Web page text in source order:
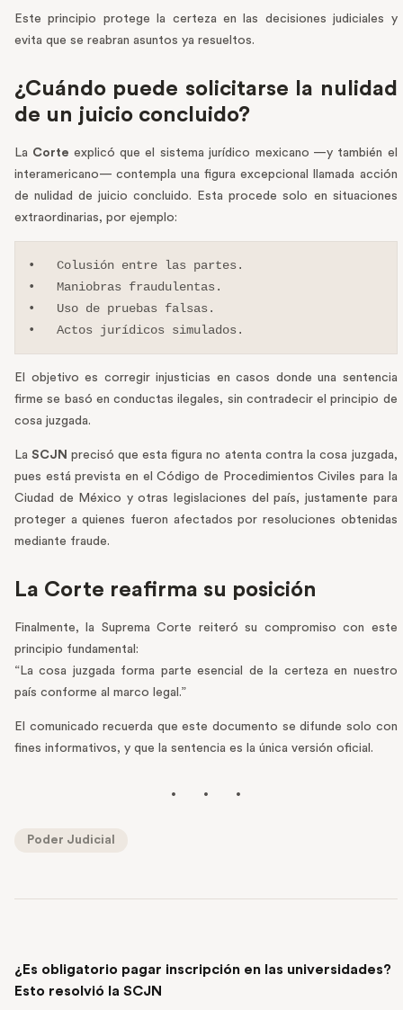
Este principio protege la certeza en las decisiones judiciales y
evita que se reabran asuntos ya resueltos.
¿Cuándo puede solicitarse la nulidad
de un juicio concluido?
La Corte explicó que el sistema jurídico mexicano —y también el
interamericano— contempla una figura excepcional llamada acción
de nulidad de juicio concluido. Esta procede solo en situaciones
extraordinarias, por ejemplo:
•   Colusión entre las partes.
•   Maniobras fraudulentas.
•   Uso de pruebas falsas.
•   Actos jurídicos simulados.
El objetivo es corregir injusticias en casos donde una sentencia
firme se basó en conductas ilegales, sin contradecir el principio de
cosa juzgada.
LaSCJN precisó que esta figura no atenta contra la cosa juzgada,
pues está prevista en el Código de Procedimientos Civiles para la
Ciudad de México y otras legislaciones del país, justamente para
proteger a quienes fueron afectados por resoluciones obtenidas
mediante fraude.
La Corte reafirma su posición
Finalmente, la Suprema Corte reiteró su compromiso con este
principio fundamental:
“La cosa juzgada forma parte esencial de la certeza en nuestro
país conforme al marco legal.”
El comunicado recuerda que este documento se difunde solo con
fines informativos, y que la sentencia es la única versión oficial.
Poder Judicial
¿Es obligatorio pagar inscripción en las universidades?
Esto resolvió la SCJN